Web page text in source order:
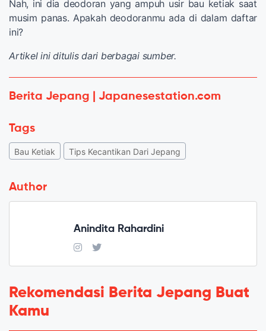
Nah, ini dia deodoran yang ampuh usir bau ketiak saat
musim panas. Apakah deodoranmu ada di dalam daftar
ini?
Artikel ini ditulis dari berbagai sumber.
Berita Jepang | Japanesestation.com
Tags
Bau Ketiak Tips Kecantikan Dari Jepang
Author
Anindita Rahardini
Rekomendasi Berita Jepang Buat
Kamu